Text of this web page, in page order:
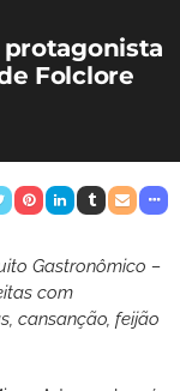
protagonista
Folclore
Gastronômico –
com
cansanção, feijão